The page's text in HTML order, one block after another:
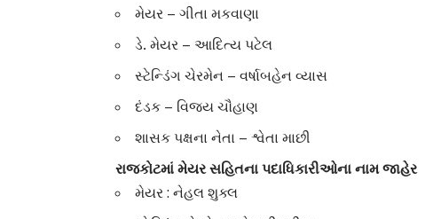
મેયર – ગીતા મકવાણા
ડે. મેયર – આદિત્ય પટેલ
સ્ટેન્ડિંગ ચેરમેન – વર્ષાબહેન વ્યાસ
દંડક – વિજય ચૌહાણ
શાસક પક્ષના નેતા – શ્વેતા માછી
રાજકોટમાં મેયર સહિતના પદાધિકારીઓના નામ જાહેર
મેયર : નેહલ શુક્લ